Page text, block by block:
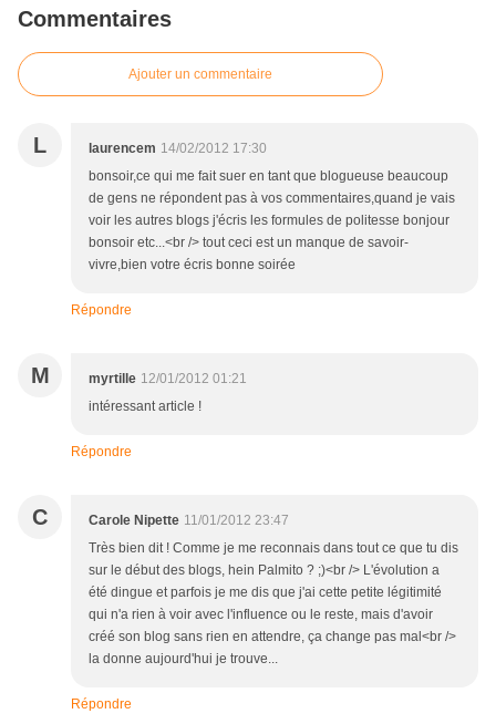
Commentaires
Ajouter un commentaire
L laurencem 14/02/2012 17:30
bonsoir,ce qui me fait suer en tant que blogueuse beaucoup
de gens ne répondent pas à vos commentaires,quand je vais
voir les autres blogs j'écris les formules de politesse bonjour
bonsoir etc...<br /> tout ceci est un manque de savoir-
vivre,bien votre écris bonne soirée
Répondre
M myrtille 12/01/2012 01:21
intéressant article !
Répondre
C Carole Nipette 11/01/2012 23:47
Très bien dit ! Comme je me reconnais dans tout ce que tu dis
sur le début des blogs, hein Palmito ? ;)<br /> L'évolution a
été dingue et parfois je me dis que j'ai cette petite légitimité
qui n'a rien à voir avec l'influence ou le reste, mais d'avoir
créé son blog sans rien en attendre, ça change pas mal<br />
la donne aujourd'hui je trouve...
Répondre